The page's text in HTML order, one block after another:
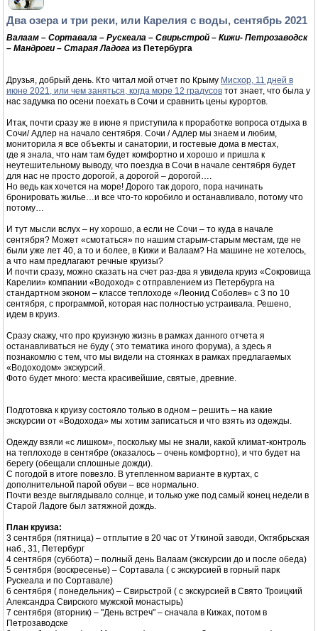
Два озера и три реки, или Карелия с воды, сентябрь 2021
Валаам – Сортавала – Рускеала – Свирьстрой – Кижи- Петрозаводск
– Мандроги – Старая Ладога из Петербурга
Друзья, добрый день. Кто читал мой отчет по Крыму Мисхор, 11 дней в
июне 2021, или чем заняться, когда море 12 градусов тот знает, что была у
нас задумка по осени поехать в Сочи и сравнить цены курортов.
Итак, почти сразу же в июне я приступила к проработке вопроса отдыха в
Сочи/ Адлер на начало сентября. Сочи / Адлер мы знаем и любим,
мониторила я все объекты и санатории, и гостевые дома в местах,
где я знала, что нам там будет комфортно и хорошо и пришла к
неутешительному выводу, что поездка в Сочи в начале сентября будет
для нас не просто дорогой, а дорогой – дорогой….
Но ведь как хочется на море! Дорого так дорого, пора начинать
бронировать жилье…и все что-то коробило и останавливало, потому что
потому…
И тут мысли вслух – ну хорошо, а если не Сочи – то куда в начале
сентября? Может «смотаться» по нашим старым-старым местам, где не
были уже лет 40, а то и более, в Кижи и Валаам? На машине не хотелось,
а что нам предлагают речные круизы?
И почти сразу, можно сказать на счет раз-два я увидела круиз «Сокровища
Карелии» компании «Водоход» с отправлением из Петербурга на
стандартном эконом – классе теплоходе «Леонид Соболев» с 3 по 10
сентября, с программой, которая нас полностью устраивала. Решено,
идем в круиз.
Сразу скажу, что про круизную жизнь в рамках данного отчета я
останавливаться не буду ( это тематика иного форума), а здесь я
познакомлю с тем, что мы видели на стоянках в рамках предлагаемых
«Водоходом» экскурсий.
Фото будет много: места красивейшие, святые, древние.
Подготовка к круизу состояло только в одном – решить – на какие
экскурсии от «Водохода» мы хотим записаться и что взять из одежды.
Одежду взяли «с лишком», поскольку мы не знали, какой климат-контроль
на теплоходе в сентябре (оказалось – очень комфортно), и что будет на
берегу (обещали сплошные дожди).
С погодой в итоге повезло. В утепленном варианте в куртах, с
дополнительной парой обуви – все нормально.
Почти везде выглядывало солнце, и только уже под самый конец недели в
Старой Ладоге был затяжной дождь.
План круиза:
3 сентября (пятница) – отплытие в 20 час от Уткиной заводи, Октябрьская
наб., 31, Петербург
4 сентября (суббота) – полный день Валаам (экскурсии до и после обеда)
5 сентября (воскресенье) – Сортавала ( с экскурсией в горный парк
Рускеала и по Сортавале)
6 сентября ( понедельник) – Свирьстрой ( с экскурсией в Свято Троицкий
Александра Свирского мужской монастырь)
7 сентября (вторник) – "День встреч" – сначала в Кижах, потом в
Петрозаводске